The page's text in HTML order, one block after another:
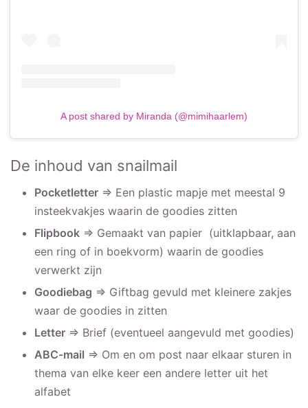
A post shared by Miranda (@mimihaarlem)
De inhoud van snailmail
Pocketletter => Een plastic mapje met meestal 9
insteekvakjes waarin de goodies zitten
Flipbook => Gemaakt van papier (uitklapbaar, aan
een ring of in boekvorm) waarin de goodies
verwerkt zijn
Goodiebag => Giftbag gevuld met kleinere zakjes
waar de goodies in zitten
Letter => Brief (eventueel aangevuld met goodies)
ABC-mail => Om en om post naar elkaar sturen in
thema van elke keer een andere letter uit het
alfabet